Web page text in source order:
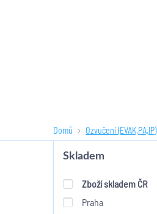
Domů Ozvučení (EVAK,PA,IP)
Skladem
Zboží skladem ČR
Praha